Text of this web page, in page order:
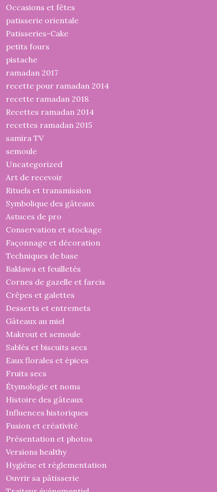
Occasions et fêtes
patisserie orientale
Patisseries-Cake
petits fours
pistache
ramadan 2017
recette pour ramadan 2014
recette ramadan 2018
Recettes ramadan 2014
recettes ramadan 2015
samira TV
semoule
Uncategorized
Art de recevoir
Rituels et transmission
Symbolique des gâteaux
Astuces de pro
Conservation et stockage
Façonnage et décoration
Techniques de base
Baklawa et feuilletés
Cornes de gazelle et farcis
Crêpes et galettes
Desserts et entremets
Gâteaux au miel
Makrout et semoule
Sablés et biscuits secs
Eaux florales et épices
Fruits secs
Étymologie et noms
Histoire des gâteaux
Influences historiques
Fusion et créativité
Présentation et photos
Versions healthy
Hygiène et réglementation
Ouvrir sa pâtisserie